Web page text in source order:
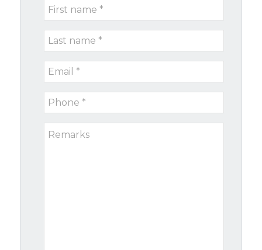
type
First
name
Last
name
Email
*
Phone
*
Remarks